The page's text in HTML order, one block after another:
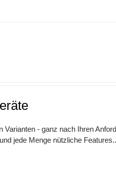
Varianten - ganz nach Ihren
jede Menge nützliche